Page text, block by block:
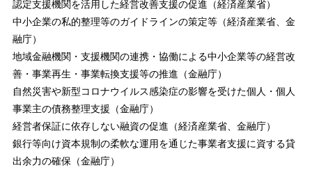
認定支援機関を活用した経営改善支援の促進（経済産業省）
中小企業の私的整理等のガイドラインの策定等（経済産業省、金
融庁）
地域金融機関・支援機関の連携・協働による中小企業等の経営改
善・事業再生・事業転換支援等の推進（金融庁）
自然災害や新型コロナウイルス感染症の影響を受けた個人・個人
事業主の債務整理支援（金融庁）
経営者保証に依存しない融資の促進（経済産業省、金融庁）
銀行等向け資本規制の柔軟な運用を通じた事業者支援に資する貸
出余力の確保（金融庁）